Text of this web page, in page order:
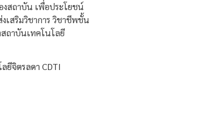
งสถาบัน เพื่อประโยชน์
เสริมวิชาการ วิชาชีพชั้น
ถาบันเทคโนโลยี